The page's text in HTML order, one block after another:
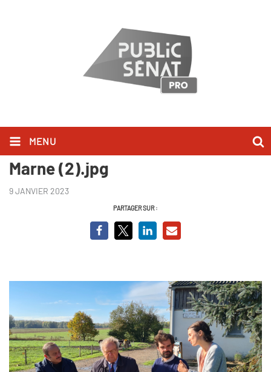
MENU
Manger c'est voter en Seine-et-
Marne (2).jpg
9 JANVIER 2023
PARTAGER SUR :